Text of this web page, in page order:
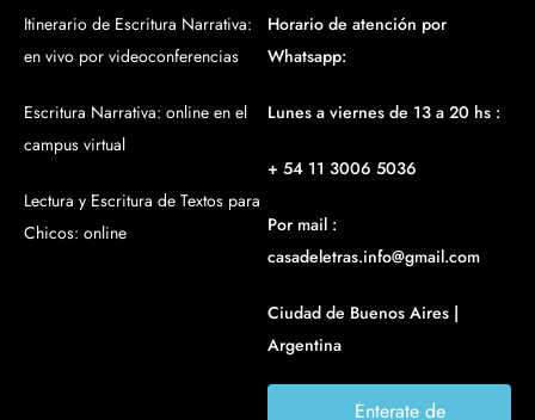
Itinerario de Escritura Narrativa:
en vivo por videoconferencias
Escritura Narrativa: online en el
campus virtual
Lectura y Escritura de Textos para
Chicos: online
Horario de atención por
Whatsapp:
Lunes a viernes de 13 a 20 hs :
+ 54 11 3006 5036
Por mail :
casadeletras.info@gmail.com
Ciudad de Buenos Aires |
Argentina
Enterate de